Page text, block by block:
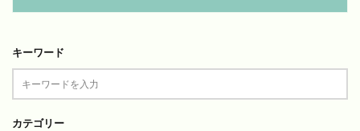
キーワード
カテゴリー